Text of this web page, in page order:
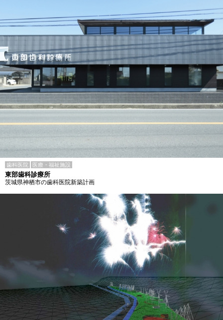
歯科医院 医療・福祉施設
東部歯科診療所
茨城県神栖市の歯科医院新築計画